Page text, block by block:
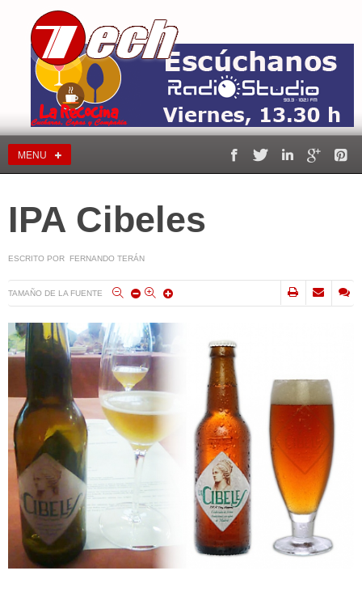
MENU
IPA Cibeles
ESCRITO POR FERNANDO TERÁN
TAMAÑO DE LA FUENTE